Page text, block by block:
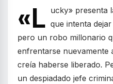
«L ucky» presenta
que intenta
pero un robo millonario
enfrentarse nuevamente
creía haberse liberado.
un despiadado jefe